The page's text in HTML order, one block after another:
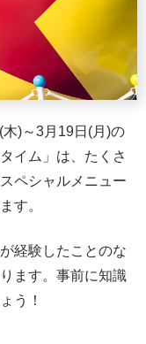
)～3月19日(月)の
イム」は、たくさ
ペシャルメニュー
す。
経験したことのな
ます。事前に知識
う！